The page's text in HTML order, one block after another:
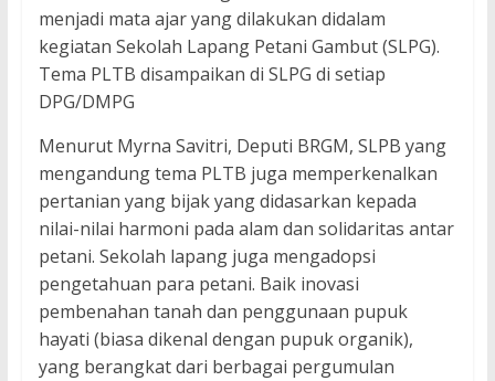
menjadi mata ajar yang dilakukan didalam
kegiatan Sekolah Lapang Petani Gambut (SLPG).
Tema PLTB disampaikan di SLPG di setiap
DPG/DMPG
Menurut Myrna Savitri, Deputi BRGM, SLPB yang
mengandung tema PLTB juga memperkenalkan
pertanian yang bijak yang didasarkan kepada
nilai-nilai harmoni pada alam dan solidaritas antar
petani. Sekolah lapang juga mengadopsi
pengetahuan para petani. Baik inovasi
pembenahan tanah dan penggunaan pupuk
hayati (biasa dikenal dengan pupuk organik),
yang berangkat dari berbagai pergumulan